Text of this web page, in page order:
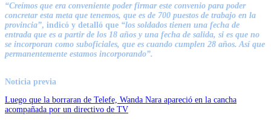
“Creímos que era conveniente poder firmar este convenio para poder
concretar esta meta que tenemos, que es de 700 puestos de trabajo en la
provincia”, indicó y detalló que “los soldados tienen una fecha de
entrada que es a partir de los 18 años y una fecha de salida, si es que no
se incorporan como suboficiales, que es cuando cumplen 28 años. Así que
permanentemente estamos incorporando”.
Noticia previa
Luego que la borraran de Telefe, Wanda Nara apareció en la cancha
acompañada por un directivo de TV